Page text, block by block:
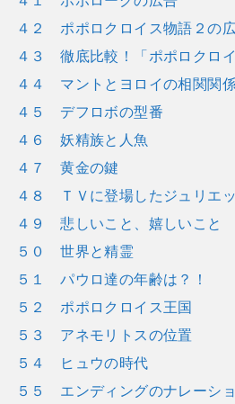
４２ ポポロクロイス物語２の
４３ 徹底比較！「ポポロクロ
４４ マントとヨロイの相関関
４５ デフロボの型番
４６ 妖精族と人魚
４７ 黄金の鍵
４８ ＴＶに登場したジュリエ
４９ 悲しいこと、嬉しいこと
５０ 世界と精霊
５１ パウロ達の年齢は？！
５２ ポポロクロイス王国
５３ アネモリトスの位置
５４ ヒュウの時代
５５ エンディングのナレーシ